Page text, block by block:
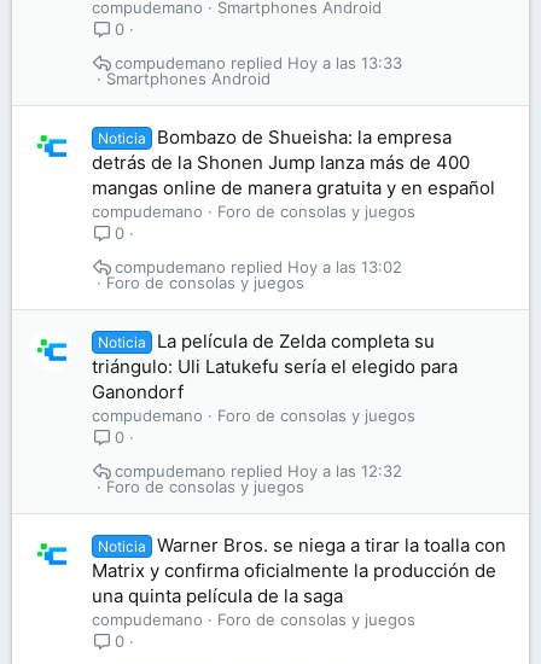
compudemano
Smartphones Android
0
Smartphones Android
Hoy a las 13:33
compudemano
Noticia
Bombazo de Shueisha: la empresa
detrás de la Shonen Jump lanza más de 400
mangas online de manera gratuita y en español
compudemano
Foro de consolas y juegos
0
Foro de consolas y juegos
Hoy a las 13:02
compudemano
Noticia
La película de Zelda completa su
triángulo: Uli Latukefu sería el elegido para
Ganondorf
compudemano
Foro de consolas y juegos
0
Foro de consolas y juegos
Hoy a las 12:32
compudemano
Noticia
Warner Bros. se niega a tirar la toalla con
Matrix y confirma oficialmente la producción de
una quinta película de la saga
compudemano
Foro de consolas y juegos
0